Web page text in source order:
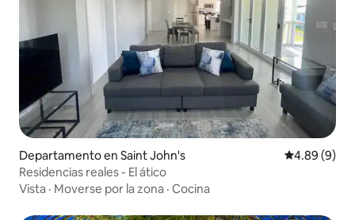
Departamento en Saint John's Calificación
4.89 (9)
Residencias reales - El ático
Vista · Moverse por la zona · Cocina